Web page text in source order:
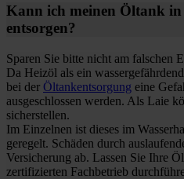
Kann ich meinen Öltank in
entsorgen?
Sparen Sie bitte nicht am falschen
Da Heizöl als ein
bei der Öltankentsorgung eine
ausgeschlossen werden. Als Laie
sicherstellen.
Im Einzelnen ist dieses im
geregelt. Schäden durch
Versicherung ab. Lassen Sie Ihre
zertifizierten Fachbetrieb